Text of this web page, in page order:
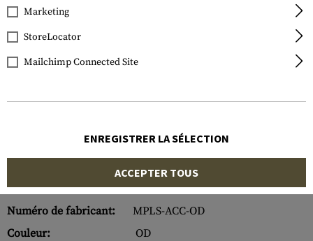
Numéro d'article:
10328722000
Numéro de fabricant:
MPLS-ACC-OD
Couleur:
OD
Marketing
StoreLocator
Mailchimp Connected Site
ENREGISTRER LA SÉLECTION
ACCEPTER TOUS